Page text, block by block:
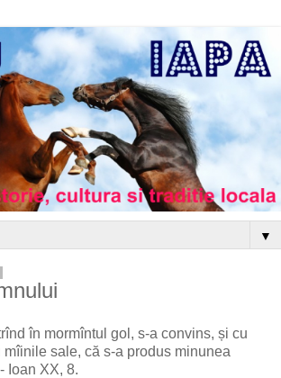
▼
în mormîntul gol, s-a convins, și cu
sale, că s-a produs minunea
Ioan XX, 8.